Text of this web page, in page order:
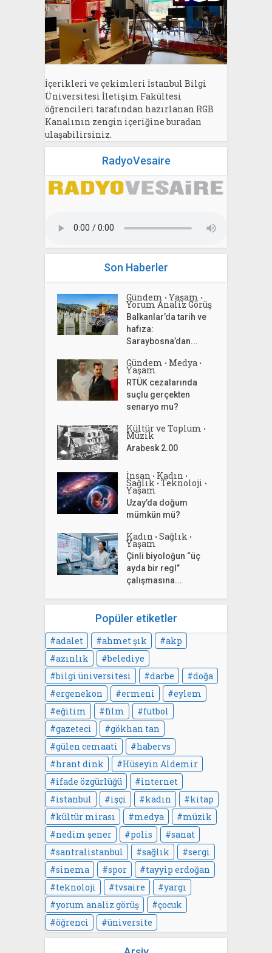
İçerikleri ve çekimleri İstanbul Bilgi
Üniversitesi İletişim Fakültesi
öğrencileri tarafından hazırlanan RGB
Kanalının zengin içeriğine buradan
ulaşabilirsiniz.
RadyoVesaire
Son Haberler
Gündem • Yaşam •
Yorum Analiz Görüş
Balkanlar’da tarih ve
hafıza:
Saraybosna’dan...
Gündem • Medya •
Yaşam
RTÜK cezalarında
suçlu gerçekten
senaryo mu?
Kültür ve Toplum •
Müzik
Arabesk 2.00
İnsan • Kadın •
Sağlık • Teknoloji •
Yaşam
Uzay’da doğum
mümkün mü?
Kadın • Sağlık •
Yaşam
Çinli biyoloğun “üç
ayda bir regl”
çalışmasına...
Popüler etiketler
adalet ahmet şık
akp
azınlık
belediye
bilgi üniversitesi
darbe
doğa
ergenekon
ermeni
eylem
eğitim
film
futbol
gazeteci
gökhan tan
gülen cemaati
habervs
hrant dink
Hüseyin Aldemir
ifade özgürlüğü
internet
istanbul
işçi kadın
kitap
kültür mirası
medya
müzik
nedim şener
polis
sanat
santralistanbul
sağlık
sergi
sinema
spor
tayyip erdoğan
teknoloji
tvsaire
yargı
yorum analiz görüş
çocuk
öğrenci
üniversite